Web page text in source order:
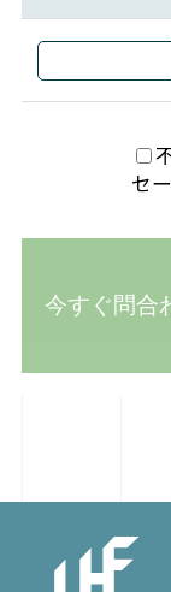
セ
今すぐ問合